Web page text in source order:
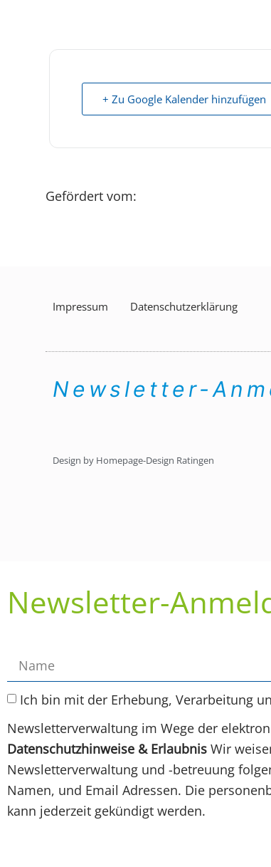
+ Zu Google Kalender hinzufügen
Gefördert vom:
Impressum Datenschutzerklärung
Newsletter-
Design by Homepage-Design Ratingen
Newsletter-
Ich bin mit der Erhebung, Verarbeitung
Newsletterverwaltung im Wege der
Datenschutzhinweise & Erlaubnis Wir
Newsletterverwaltung und -betreuung
Namen, und Email Adressen. Die
kann jederzeit gekündigt werden.